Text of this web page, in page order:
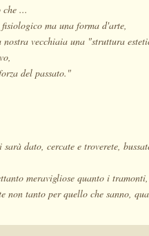
...
ma una forma d'arte,
vecchiaia una "struttura
del passato."
dato, cercate e troverete,
meravigliose quanto i
non tanto per quello che sanno,